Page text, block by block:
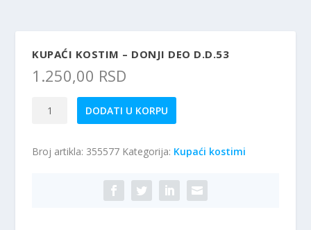
KUPAĆI KOSTIM – DONJI DEO D.D.53
1.250,00 RSD
donji
DODATI U KORPU
Broj artikla: 355577 Kategorija: Kupaći kostimi